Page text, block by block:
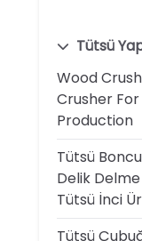
Tütsü
Wood
Crusher
Production
Tütsü
Delik
Tütsü İnci
Tütsü